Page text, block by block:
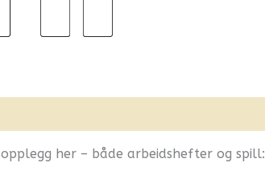
her – både arbeidshefter og spill: